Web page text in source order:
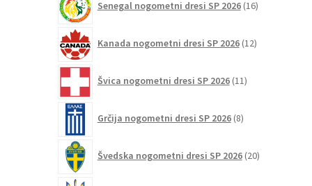
Senegal nogometni dresi SP 2026 16izdelkov
Kanada nogometni dresi SP 2026 12izdelkov
Švica nogometni dresi SP 2026 11izdelkov
Grčija nogometni dresi SP 2026 8izdelkov
Švedska nogometni dresi SP 2026 20izdelkov